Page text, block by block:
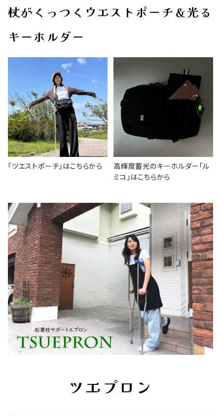
杖がくっつくウエストポーチ＆光る
キーホルダー
「ツエストポーチ」はこちらから
高輝度蓄光のキーホルダー「ル
ミコ」はこちらから
ツエプロン